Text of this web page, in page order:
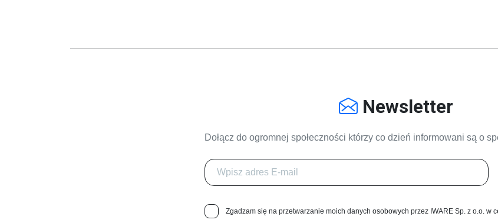
Newsletter
Dołącz do ogromnej społeczności którzy co dzień informowani są o
Zgadzam się na przetwarzanie moich danych osobowych przez IWARE Sp. z o.o. w